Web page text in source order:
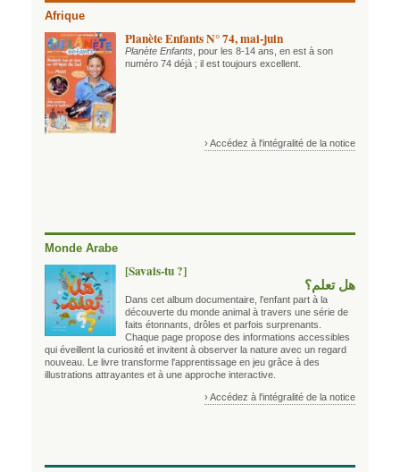
Afrique
Planète Enfants N° 74, mai-juin
Planète Enfants, pour les 8-14 ans, en est à son
numéro 74 déjà ; il est toujours excellent.
› Accédez à l'intégralité de la notice
Monde Arabe
[Savais-tu ?]
هل تعلم؟
Dans cet album documentaire, l'enfant part à la
découverte du monde animal à travers une série de
faits étonnants, drôles et parfois surprenants.
Chaque page propose des informations accessibles
qui éveillent la curiosité et invitent à observer la nature avec un regard
nouveau. Le livre transforme l'apprentissage en jeu grâce à des
illustrations attrayantes et à une approche interactive.
› Accédez à l'intégralité de la notice